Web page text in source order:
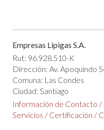
Empresas Lipigas S.A.
Rut: 96.928.510-K
Dirección: Av. Apoquindo
Comuna: Las Condes
Ciudad: Santiago
Información de Contacto /
Servicios / Certificación /